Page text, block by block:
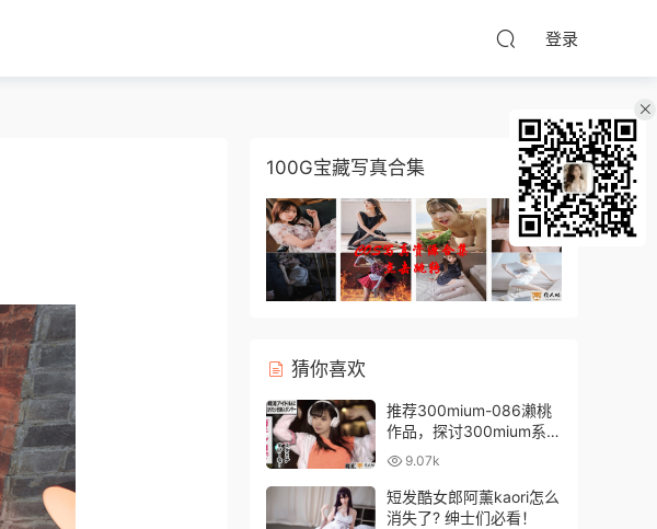
登录
100G宝藏写真合集
猜你喜欢
推荐300mium-086濑桃
作品，探讨300mium系列
中的极致美感
9.07k
短发酷女郎阿薰kaori怎么
消失了? 绅士们必看！